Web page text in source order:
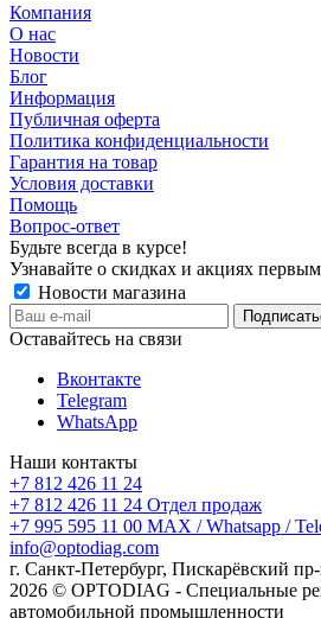
Компания
О нас
Новости
Блог
Информация
Публичная оферта
Политика конфиденциальности
Гарантия на товар
Условия доставки
Помощь
Вопрос-ответ
Будьте всегда в курсе!
Узнавайте о скидках и акциях первым
Новости магазина
Оставайтесь на связи
Вконтакте
Telegram
WhatsApp
Наши контакты
+7 812 426 11 24
+7 812 426 11 24 Отдел продаж
+7 995 595 11 00 MAX / Whatsapp /
info@optodiag.com
г. Санкт-Петербург, Пискарёвский
2026 © OPTODIAG - Специальные
автомобильной промышленности